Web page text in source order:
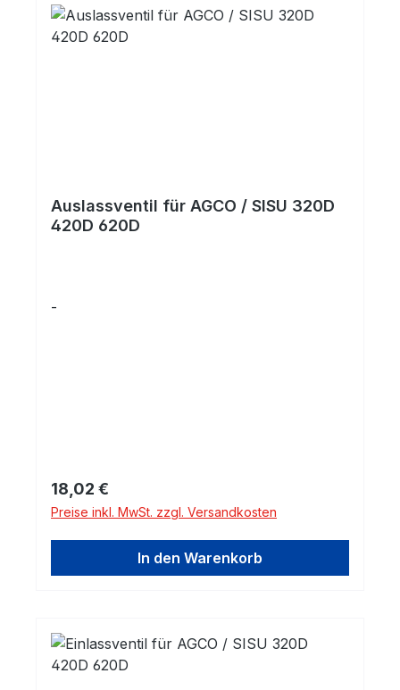
Auslassventil für AGCO / SISU 320D
420D 620D
-
Regulärer Preis:
18,02 €
Preise inkl. MwSt. zzgl. Versandkosten
In den Warenkorb